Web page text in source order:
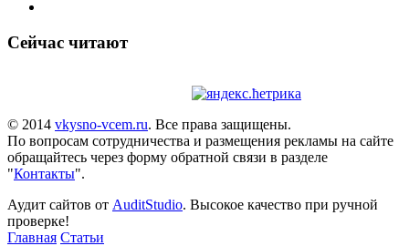
Сейчас читают
© 2014 vkysno-vcem.ru. Все права защищены.
По вопросам сотрудничества и размещения рекламы на сайте
обращайтесь через форму обратной связи в разделе
"Контакты".
Аудит сайтов от AuditStudio. Высокое качество при ручной
проверке!
Главная Статьи